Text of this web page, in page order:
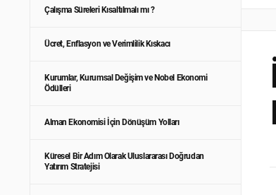
Çalışma Süreleri Kısaltılmalı mı ?
Ücret, Enflasyon ve Verimlilik Kıskacı
Kurumlar, Kurumsal Değişim ve Nobel Ekonomi
Ödülleri
Alman Ekonomisi İçin Dönüşüm Yolları
Küresel Bir Adım Olarak Uluslararası Doğrudan
Yatırım Stratejisi